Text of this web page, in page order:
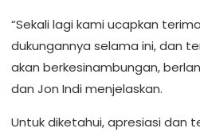
“Sekali lagi kami ucapkan
dukungannya selama ini, dan
akan berkesinambungan,
dan Jon Indi menjelaskan.
Untuk diketahui, apresiasi dan